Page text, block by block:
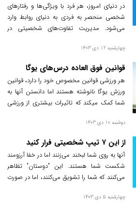
با تفاوت‌های فردی
در دنیای امروز، هر فرد با ویژگی‌ها و رفتارهای
شخصی منحصر به فردی به دنیای روابط وارد
می‌شود. مدیریت تفاوت‌های شخصیتی در
به تفاوت‌ها برای ایجاد رابطه‌ای سالم و پایدار
است. در این مقاله، به بررسی راهکارهای موثر
در این زمینه خواهیم پرداخت. هدف ما کمک به
افراد برای تقویت ارتباطات و بهبود کیفیت روابط
در کنار تفاوت‌های شخصیتی است.
چهارشنبه 12 دی 1403
قوانین فوق العاده درس‌های یوگا
هر ورزشی قوانین مخصوص خود را دارد، قوانین
ورزش یوگا نانوشته هستند اما دانستن آنها به
شما کمک میکند که تاثیرات بیشتری از ورزشی
دوشنبه 10 دی 1403
از این ۷ تیپ شخصیتی فرار کنید
آنها به روی شما لبخند می‌زنند اما در خفا آرزومند
شکست شما هستند. این "دوستان" تظاهر
می‌کنند که شما را تشویق می‌کنند، اما در صورت
دوست واقعی، شما را بالا می‌برد. دوست جعلی‌
چهارشنبه 5 دی 1403